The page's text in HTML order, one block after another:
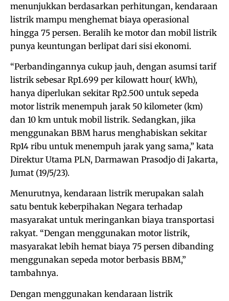
menunjukkan berdasarkan perhitungan, kendaraan
listrik mampu menghemat biaya operasional
hingga 75 persen. Beralih ke motor dan mobil listrik
punya keuntungan berlipat dari sisi ekonomi.
“Perbandingannya cukup jauh, dengan asumsi tarif
listrik sebesar Rp1.699 per kilowatt hour( kWh),
hanya diperlukan sekitar Rp2.500 untuk sepeda
motor listrik menempuh jarak 50 kilometer (km)
dan 10 km untuk mobil listrik. Sedangkan, jika
menggunakan BBM harus menghabiskan sekitar
Rp14 ribu untuk menempuh jarak yang sama,” kata
Direktur Utama PLN, Darmawan Prasodjo di Jakarta,
Jumat (19/5/23).
Menurutnya, kendaraan listrik merupakan salah
satu bentuk keberpihakan Negara terhadap
masyarakat untuk meringankan biaya transportasi
rakyat. “Dengan menggunakan motor listrik,
masyarakat lebih hemat biaya 75 persen dibanding
menggunakan sepeda motor berbasis BBM,”
tambahnya.
Dengan menggunakan kendaraan listrik